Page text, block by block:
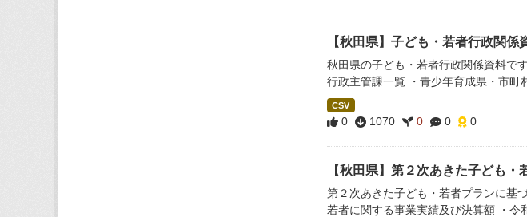
【秋田県】子ども・若者行政関係
秋田県の子ども・若者行政関係資料で
行政主管課一覧 ・青少年育成県・市町
CSV
0 1070 0 0 0
【秋田県】第２次あきた子ども・
第２次あきた子ども・若者プランに基
若者に関する事業実績及び決算額 ・令